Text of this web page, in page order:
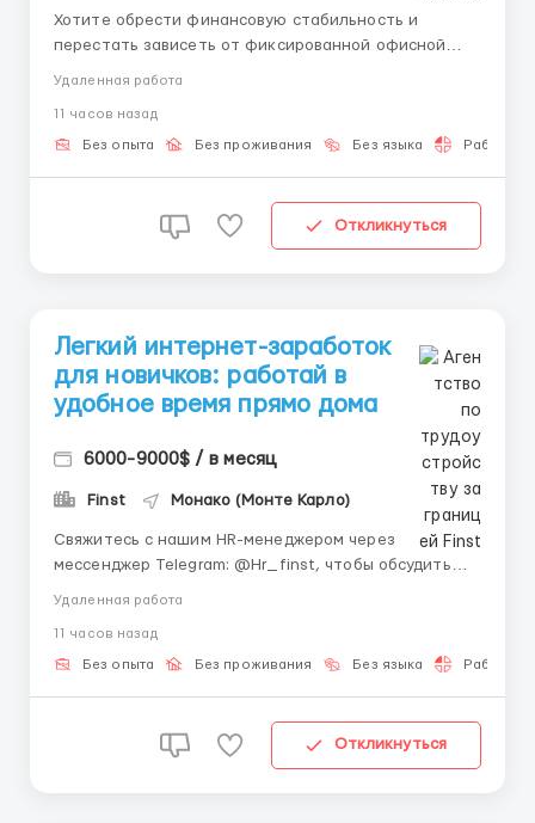
Хотите обрести финансовую стабильность и
перестать зависеть от фиксированной офисной
вам настроить рабочее пространство и выдадим
первые доступы. Наша международная компания
Удаленная работа
11 часов назад
Без опыта Без проживания Без языка Работа
Откликнуться
Легкий интернет-заработок
для новичков: работай в
удобное время прямо дома
6000-9000$ / в месяц
Finst Монако (Монте Карло)
Свяжитесь с нашим HR-менеджером через
мессенджер Telegram: @Hr_finst, чтобы обсудить
индивидуальные условия. Мы ответим на все
курс дела. Наша инновационная маркетинговая
платформа помогает крупным брендам
Удаленная работа
11 часов назад
Без опыта Без проживания Без языка Работа
Откликнуться